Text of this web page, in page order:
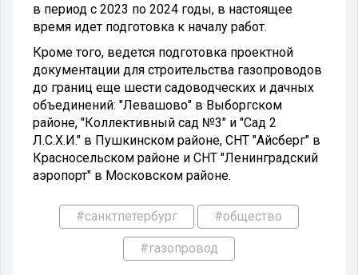
в период с 2023 по 2024 годы, в настоящее
время идет подготовка к началу работ.
Кроме того, ведется подготовка проектной
документации для строительства газопроводов
до границ еще шести садоводческих и дачных
объединений: "Левашово" в Выборгском
районе, "Коллективный сад №3" и "Сад 2
Л.С.Х.И." в Пушкинском районе, СНТ "Айсберг" в
Красносельском районе и СНТ "Ленинградский
аэропорт" в Московском районе.
#санктпетербург #общество
#газопровод